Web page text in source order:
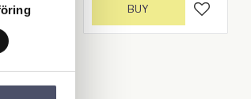
Add to favorites Add to
BUY